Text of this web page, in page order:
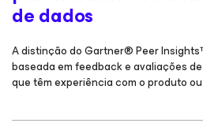
de dados
A distinção do Gartner® Peer
baseada em feedback e avaliações
que têm experiência com o produto